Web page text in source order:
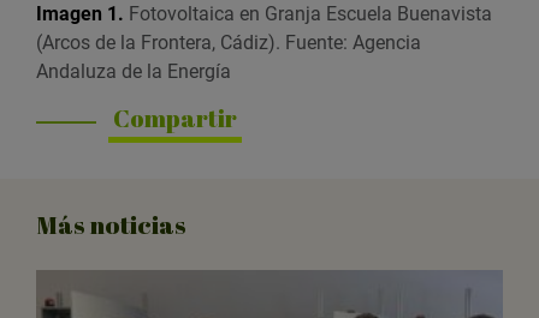
Imagen 1. Fotovoltaica en Granja Escuela Buenavista
(Arcos de la Frontera, Cádiz). Fuente: Agencia
Andaluza de la Energía
Compartir
Más noticias